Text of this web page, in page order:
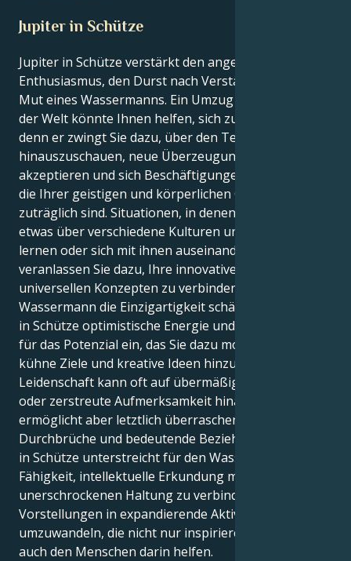
Jupiter in Schütze
Jupiter in Schütze verstärkt den angeborenen
Enthusiasmus, den Durst nach Verständnis und den
Mut eines Wassermanns. Ein Umzug in diesen Teil
der Welt könnte Ihnen helfen, sich zu verbessern,
denn er zwingt Sie dazu, über den Tellerrand
hinauszuschauen, neue Überzeugungen als wahr zu
akzeptieren und sich Beschäftigungen hinzugeben,
die Ihrer geistigen und körperlichen Gesundheit
zuträglich sind. Situationen, in denen Sie forschen,
etwas über verschiedene Kulturen und Sichtweisen
lernen oder sich mit ihnen auseinandersetzen,
veranlassen Sie dazu, Ihre innovativen Ideen mit
universellen Konzepten zu verbinden. Da der
Wassermann die Einzigartigkeit schätzt, flößt Jupiter
in Schütze optimistische Energie und ein Verständnis
für das Potenzial ein, das Sie dazu motiviert, auf
kühne Ziele und kreative Ideen hinzuarbeiten. Diese
Leidenschaft kann oft auf übermäßiges Vertrauen
oder zerstreute Aufmerksamkeit hinauslaufen,
ermöglicht aber letztlich überraschende
Durchbrüche und bedeutende Beziehungen. Jupiter
in Schütze unterstreicht für den Wassermann die
Fähigkeit, intellektuelle Erkundung mit einer
unerschrockenen Haltung zu verbinden und
Vorstellungen in expandierende Aktivitäten
umzuwandeln, die nicht nur inspirieren, sondern
auch den Menschen darin helfen.